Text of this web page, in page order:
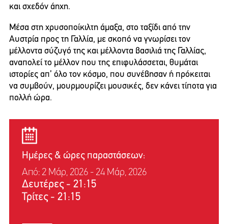
και σχεδόν άηχη.
Μέσα στη χρυσοποίκιλτη άμαξα, στο ταξίδι από την
Αυστρία προς τη Γαλλία, με σκοπό να γνωρίσει τον
μέλλοντα σύζυγό της και μέλλοντα βασιλιά της Γαλλίας,
αναπολεί το μέλλον που της επιφυλάσσεται, θυμάται
ιστορίες απ’ όλο τον κόσμο, που συνέβησαν ή πρόκειται
να συμβούν, μουρμουρίζει μουσικές, δεν κάνει τίποτα για
πολλή ώρα.
Ημέρες & ώρες παραστάσεων:
Από: 2 Μάρ, 2026 - 24 Μάρ, 2026
Δευτέρες- 21:15
Τρίτες- 21:15